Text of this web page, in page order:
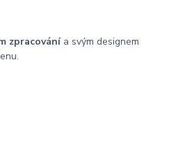
zpracovánía svým designem